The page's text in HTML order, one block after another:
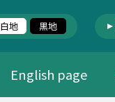
白地 黒地
English page